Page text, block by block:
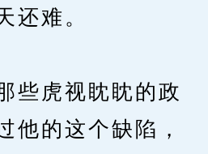
还难。
虎视眈眈的政
他的这个缺陷，